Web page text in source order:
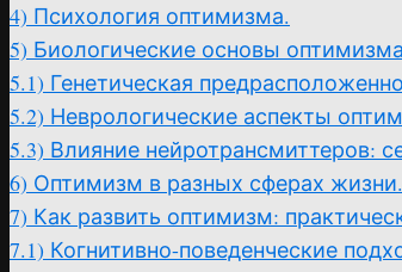
4) Психология оптимизма.
5) Биологические основы
5.1) Генетическая
5.2) Неврологические аспекты
5.3) Влияние нейротрансмиттеров:
6) Оптимизм в разных сферах жизни.
7) Как развить оптимизм:
7.1) Когнитивно-поведенческие